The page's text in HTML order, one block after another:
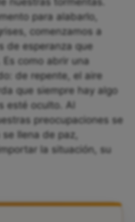
para alabarlo,
comenzamos a
de esperanza que
Es como abrir una
de repente, el aire
que siempre hay algo
esté oculto. Al
preocupaciones se
llena de paz,
la situación, su